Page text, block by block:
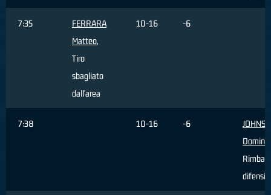
7:35
FERRARA
Matteo,
Tiro
sbagliato
dall'area
10-16 -6
7:38 10-16 -6